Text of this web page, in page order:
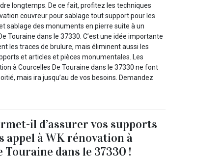
longtemps. De ce fait, profitez les techniques
couvreur pour sablage tout support pour les
sablage des monuments en pierre suite à un
Touraine dans le 37330. C’est une idée importante
les traces de brulure, mais éliminent aussi les
et articles et pièces monumentales. Les
à Courcelles De Touraine dans le 37330 ne font
mais ira jusqu’au de vos besoins. Demandez
il d’assurer vos supports
appel à WK rénovation à
Touraine dans le 37330 !